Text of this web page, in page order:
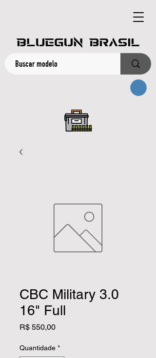
CBC Military 3.0
16" Full
R$ 550,00Preço
Quantidade *